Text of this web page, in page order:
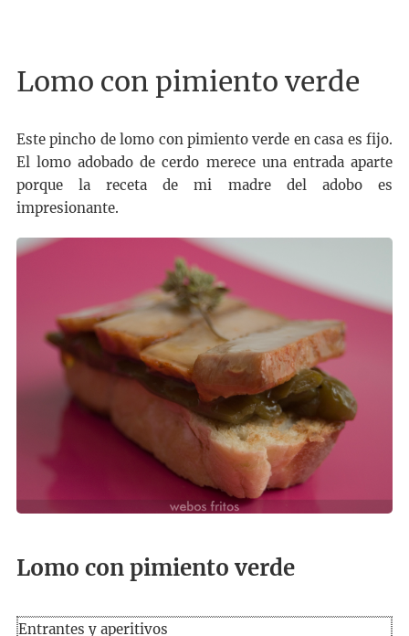
Lomo con pimiento verde
Este pincho de lomo con pimiento verde en casa es fijo.
El lomo adobado de cerdo merece una entrada aparte
porque la receta de mi madre del adobo es
impresionante.
Lomo con pimiento verde
Entrantes y aperitivos